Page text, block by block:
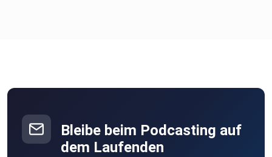
Bleibe beim Podcasting auf
dem Laufenden